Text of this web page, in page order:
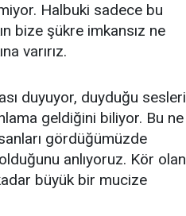
Halbuki sadece bu
bize şükre imkansız ne
varırız.
duyuyor, duyduğu sesleri
geldiğini biliyor. Bu ne
gördüğümüzde
anlıyoruz. Kör olan
büyük bir mucize